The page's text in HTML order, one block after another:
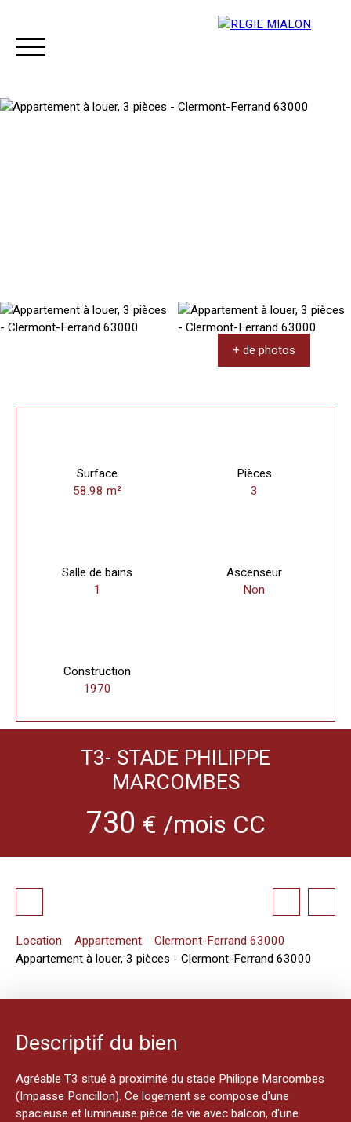
+ de photos
Surface
58.98 m²
Pièces
3
Salle de bains
1
Ascenseur
Non
Construction
1970
T3- STADE PHILIPPE
MARCOMBES
730 € /mois CC
Location Appartement
Clermont-Ferrand 63000
Appartement à louer, 3 pièces - Clermont-Ferrand 63000
Descriptif du bien
Agréable T3 situé à proximité du stade Philippe Marcombes
(Impasse Poncillon). Ce logement se compose d'une
spacieuse et lumineuse pièce de vie avec balcon, d'une